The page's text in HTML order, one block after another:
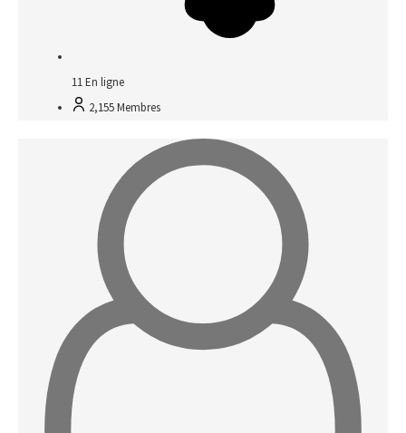
11En ligne
2,155Membres